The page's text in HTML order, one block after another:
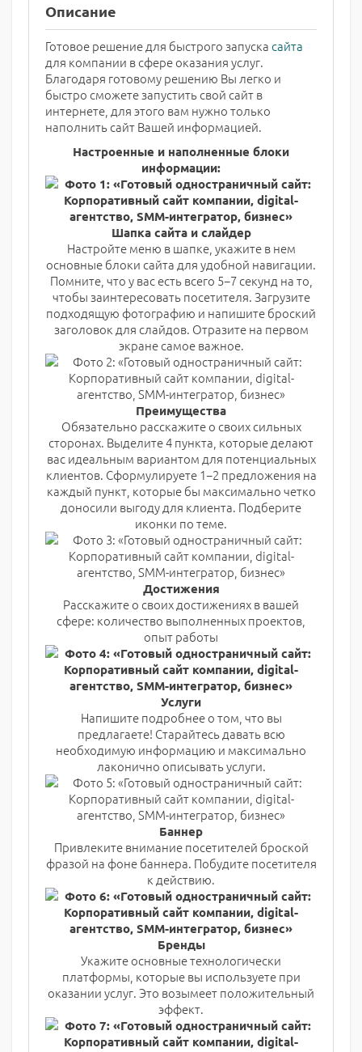
Описание
Готовое решение для быстрого запускасайта
для компании в сфере оказания услуг.
Благодаря готовому решению Вы легко и
быстро сможете запустить свой сайт в
интернете, для этого вам нужно только
наполнить сайт Вашей информацией.
Настроенные и наполненные блоки
информации:
Шапка сайта и слайдер
Настройте меню в шапке, укажите в нем
основные блоки сайта для удобной навигации.
Помните, что у вас есть всего 5−7 секунд на то,
чтобы заинтересовать посетителя. Загрузите
подходящую фотографию и напишите броский
заголовок для слайдов. Отразите на первом
экране самое важное.
Преимущества
Обязательно расскажите о своих сильных
сторонах. Выделите 4 пункта, которые делают
вас идеальным вариантом для потенциальных
клиентов. Сформулируете 1−2 предложения на
каждый пункт, которые бы максимально четко
доносили выгоду для клиента. Подберите
иконки по теме.
Достижения
Расскажите о своих достижениях в вашей
сфере: количество выполненных проектов,
опыт работы
Услуги
Напишите подробнее о том, что вы
предлагаете! Старайтесь давать всю
необходимую информацию и максимально
лаконично описывать услуги.
Баннер
Привлеките внимание посетителей броской
фразой на фоне баннера. Побудите посетителя
к действию.
Бренды
Укажите основные технологически
платформы, которые вы используете при
оказании услуг. Это возымеет положительный
эффект.